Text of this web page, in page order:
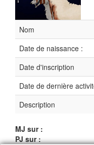
Nom
Date de naissance :
Date d'inscription
Date de dernière
Description
MJ sur :
PJ sur :